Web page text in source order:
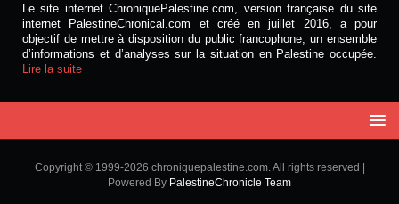
Le site internet ChroniquePalestine.com, version française du site
internet PalestineChronical.com et créé en juillet 2016, a pour
objectif de mettre à disposition du public francophone, un ensemble
d’informations et d’analyses sur la situation en Palestine occupée.
Lire la suite
Copyright © 1999-2026 chroniquepalestine.com. All rights reserved |
Powered By PalestineChronicle Team